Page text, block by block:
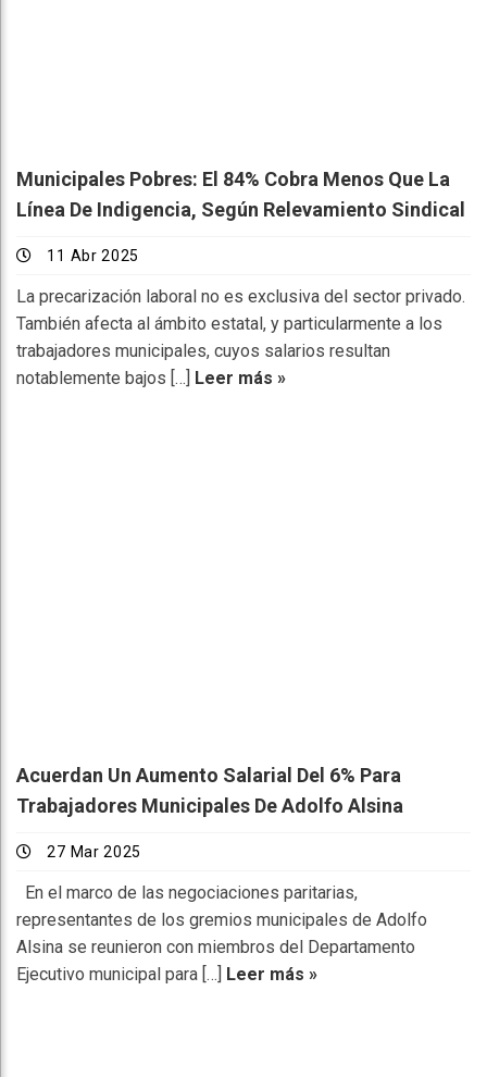
Municipales Pobres: El 84% Cobra Menos Que La
Línea De Indigencia, Según Relevamiento Sindical
11 Abr 2025
La precarización laboral no es exclusiva del sector privado.
También afecta al ámbito estatal, y particularmente a los
trabajadores municipales, cuyos salarios resultan
notablemente bajos […]
Leer más »
Acuerdan Un Aumento Salarial Del 6% Para
Trabajadores Municipales De Adolfo Alsina
27 Mar 2025
En el marco de las negociaciones paritarias,
representantes de los gremios municipales de Adolfo
Alsina se reunieron con miembros del Departamento
Ejecutivo municipal para […] Leer más »